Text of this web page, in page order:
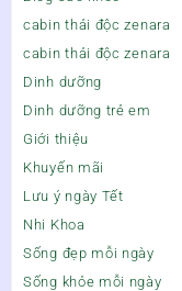
cabin thải độc zenara
cabin thải độc zenara
Dinh dưỡng
Dinh dưỡng trẻ em
Giới thiệu
Khuyến mãi
Lưu ý ngày Tết
Nhi Khoa
Sống đẹp mỗi ngày
Sống khỏe mỗi ngày